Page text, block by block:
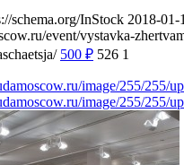
schema.org/InStock 2018-01-
event/vystavka-
500 ₽ 526 1
image/255/255/
image/255/255/